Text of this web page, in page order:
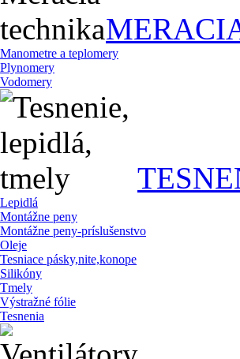
Manometre a teplomery
Plynomery
Vodomery
Lepidlá
Montážne peny
Montážne peny-príslušenstvo
Oleje
Tesniace pásky,nite,konope
Silikóny
Tmely
Výstražné fólie
Tesnenia